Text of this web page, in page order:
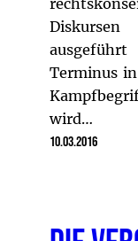
Terminus
wird…
10.03.2016